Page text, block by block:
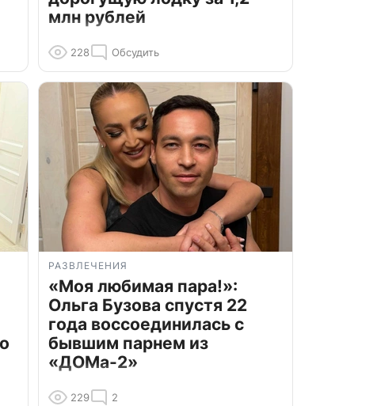
млн рублей
228 Обсудить
РАЗВЛЕЧЕНИЯ
«Моя любимая пара!»:
Ольга Бузова спустя 22
года воссоединилась с
бывшим парнем из
«ДОМа-2»
229 2